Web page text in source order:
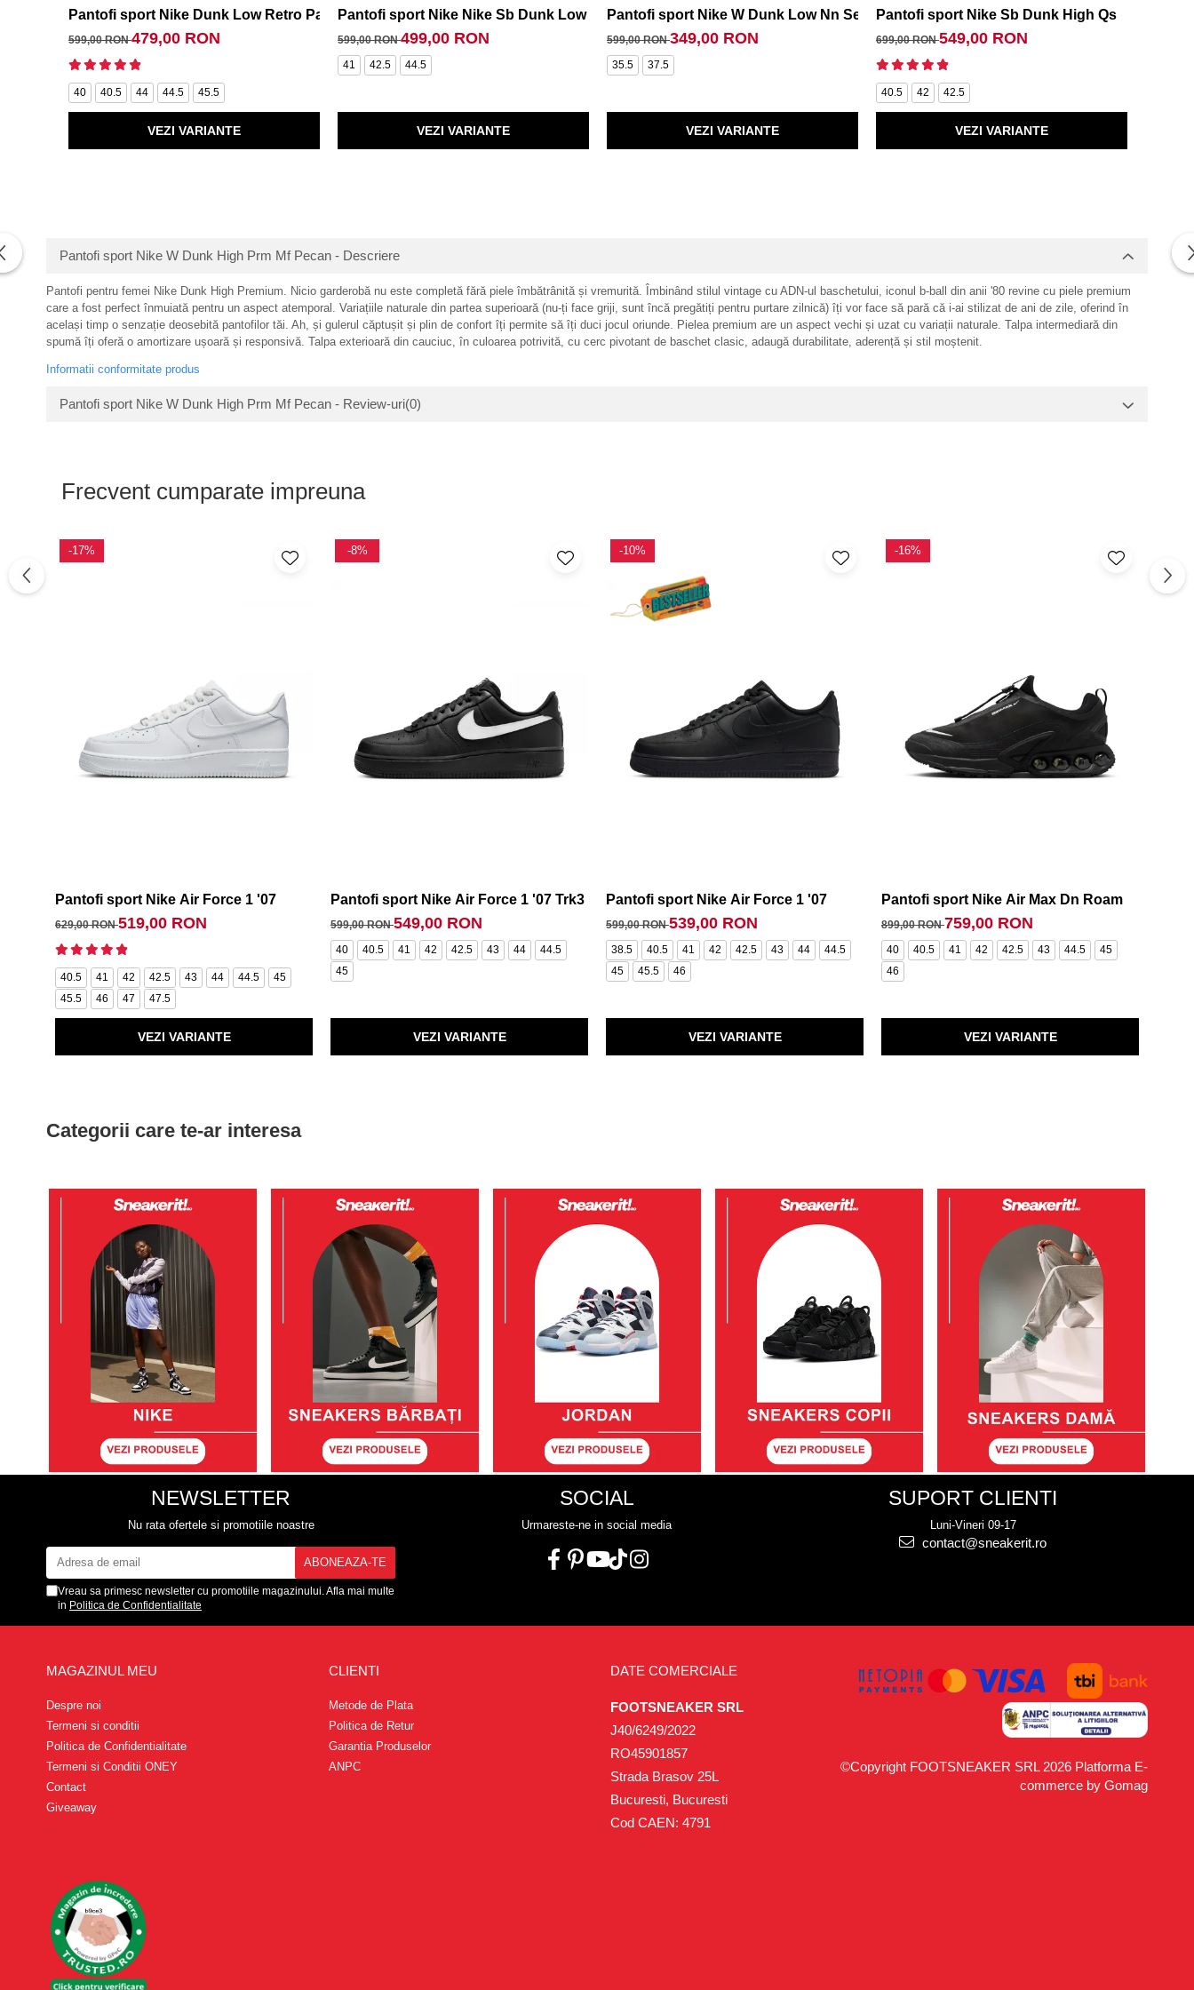
Pantofi sport Nike Dunk Low Retro Panda
599,00 RON479,00 RON
40 40.5 44 44.5 45.5
VEZI VARIANTE
Pantofi sport Nike Nike Sb Dunk Low Pro
599,00 RON499,00 RON
41 42.5 44.5
VEZI VARIANTE
Pantofi sport Nike W Dunk Low Nn Se
599,00 RON349,00 RON
35.5 37.5
VEZI VARIANTE
Pantofi sport Nike Sb Dunk High Qs
699,00 RON549,00 RON
40.5 42 42.5
VEZI VARIANTE
Pantofi sport Nike W Dunk High Prm Mf Pecan - Descriere
Pantofi pentru femei Nike Dunk High Premium. Nicio garderobă nu este completă fără piele îmbătrânită și vremurită. Îmbinând stilul vintage cu ADN-ul baschetului, iconul b-ball din anii '80 revine cu piele premium
care a fost perfect înmuiată pentru un aspect atemporal. Variațiile naturale din partea superioară (nu-ți face griji, sunt încă pregătiți pentru purtare zilnică) îți vor face să pară că i-ai stilizat de ani de zile, oferind în
același timp o senzație deosebită pantofilor tăi. Ah, și gulerul căptușit și plin de confort îți permite să îți duci jocul oriunde. Pielea premium are un aspect vechi și uzat cu variații naturale. Talpa intermediară din
spumă îți oferă o amortizare ușoară și responsivă. Talpa exterioară din cauciuc, în culoarea potrivită, cu cerc pivotant de baschet clasic, adaugă durabilitate, aderență și stil moștenit.
Informatii conformitate produs
Pantofi sport Nike W Dunk High Prm Mf Pecan - Review-uri(0)
Frecvent cumparate impreuna
-17%
Pantofi sport Nike Air Force 1 '07
629,00 RON519,00 RON
40.5 41 42 42.5 43 44 44.5
45
45.5
46 47 47.5
VEZI VARIANTE
-8%
Pantofi sport Nike Air Force 1 '07 Trk3
599,00 RON549,00 RON
40 40.5 41 42 42.5 43 44
44.5
45
VEZI VARIANTE
-10%
Pantofi sport Nike Air Force 1 '07
599,00 RON539,00 RON
38.5 40.5 41 42 42.5 43 44
44.5
45
45.5 46
VEZI VARIANTE
-16%
Pantofi sport Nike Air Max Dn Roam
899,00 RON759,00 RON
40 40.5 41 42 42.5 43 44.5
45
46
VEZI VARIANTE
Categorii care te-ar interesa
NEWSLETTER
Nu rata ofertele si promotiile noastre
Vreau sa primesc newsletter cu promotiile magazinului. Afla mai multe
in Politica de Confidentialitate
SOCIAL
Urmareste-ne in social media
SUPORT CLIENTI
Luni-Vineri 09-17
contact@sneakerit.ro
MAGAZINUL MEU
Despre noi
Termeni si conditii
Politica de Confidentialitate
Termeni si Conditii ONEY
Contact
Giveaway
CLIENTI
Metode de Plata
Politica de Retur
Garantia Produselor
ANPC
DATE COMERCIALE
FOOTSNEAKER SRL
J40/6249/2022
RO45901857
Strada Brasov 25L
Bucuresti, Bucuresti
Cod CAEN: 4791
©Copyright FOOTSNEAKER SRL 2026 Platforma E-
commerce by Gomag